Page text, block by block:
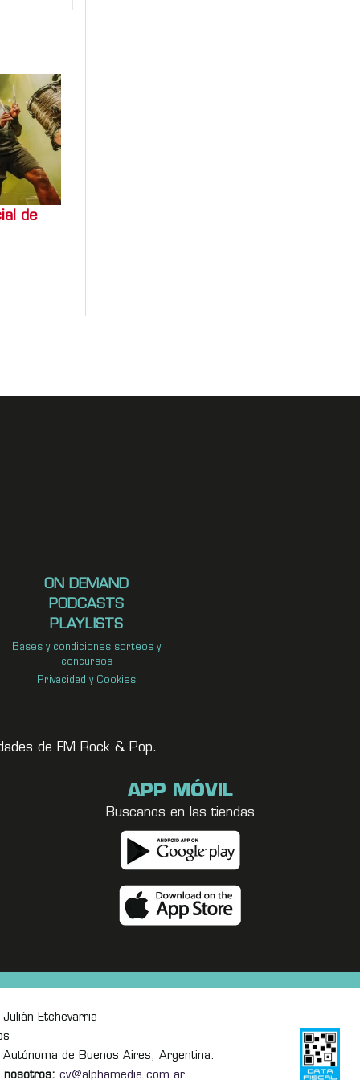
de
ON DEMAND
PODCASTS
PLAYLISTS
Bases y condiciones sorteos y
concursos
Privacidad y Cookies
de FM Rock & Pop.
APP MÓVIL
Buscanos en las tiendas
Julián Etchevarria
de Buenos Aires, Argentina.
nosotros: cv@alphamedia.com.ar